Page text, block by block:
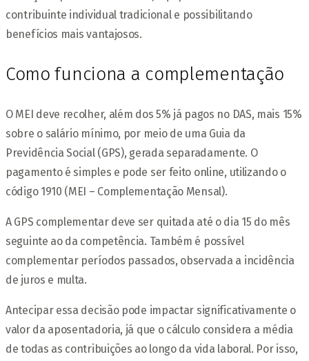
contribuinte individual tradicional e possibilitando
benefícios mais vantajosos.
Como funciona a complementação
O MEI deve recolher, além dos 5% já pagos no DAS, mais 15%
sobre o salário mínimo, por meio de uma Guia da
Previdência Social (GPS), gerada separadamente. O
pagamento é simples e pode ser feito online, utilizando o
código 1910 (MEI – Complementação Mensal).
A GPS complementar deve ser quitada até o dia 15 do mês
seguinte ao da competência. Também é possível
complementar períodos passados, observada a incidência
de juros e multa.
Antecipar essa decisão pode impactar significativamente o
valor da aposentadoria, já que o cálculo considera a média
de todas as contribuições ao longo da vida laboral. Por isso,